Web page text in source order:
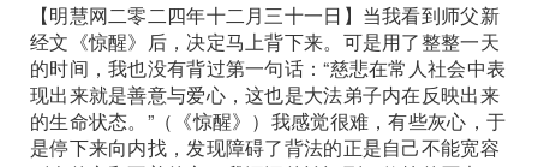
【明慧网二零二四年十二月三十一日】当我看到师父新
经文《惊醒》后，决定马上背下来。可是用了整整一天
的时间，我也没有背过第一句话：“慈悲在常人社会中表
现出来就是善意与爱心，这也是大法弟子内在反映出来
的生命状态。”（《惊醒》）我感觉很难，有些灰心，于
是停下来向内找，发现障碍了背法的正是自己不能宽容